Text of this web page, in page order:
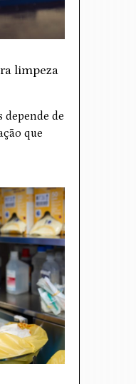
limpeza
depende de
que